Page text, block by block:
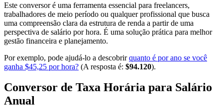
Este conversor é uma ferramenta essencial para freelancers,
trabalhadores de meio período ou qualquer profissional que busca
uma compreensão clara da estrutura de renda a partir de uma
perspectiva de salário por hora. É uma solução prática para melhor
gestão financeira e planejamento.
Por exemplo, pode ajudá-lo a descobrirquanto é por ano se você
ganha $45,25 por hora? (A resposta é: $94.120).
Conversor de Taxa Horária para Salário
Anual